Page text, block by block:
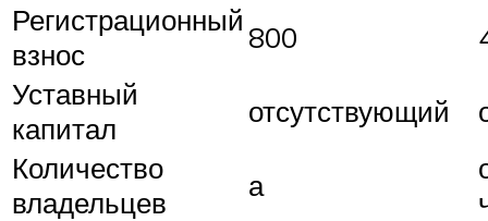
Регистрационный
взнос
800
Уставный
капитал
отсутствующий
Количество
владельцев
а